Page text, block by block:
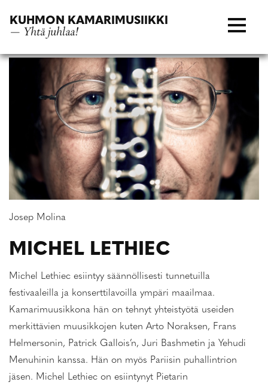
suoraan
KUHMON KAMARIMUSIIKKI
— Yhtä juhlaa!
Josep Molina
MICHEL LETHIEC
Michel Lethiec esiintyy säännöllisesti tunnetuilla
festivaaleilla ja konserttilavoilla ympäri maailmaa.
Kamarimuusikkona hän on tehnyt yhteistyötä useiden
merkittävien muusikkojen kuten Arto Noraksen, Frans
Helmersonin, Patrick Gallois’n, Juri Bashmetin ja Yehudi
Menuhinin kanssa. Hän on myös Pariisin puhallintrion
jäsen. Michel Lethiec on esiintynyt Pietarin